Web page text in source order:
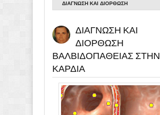
ΔΙΑΓΝΩΣΗ ΚΑΙ ΔΙΟΡΘΩΣΗ
ΔΙΑΓΝΩΣΗ ΚΑΙ
ΔΙΟΡΘΩΣΗ
ΒΑΛΒΙΔΟΠΑΘΕΙΑΣ ΣΤΗΝ
ΚΑΡΔΙΑ